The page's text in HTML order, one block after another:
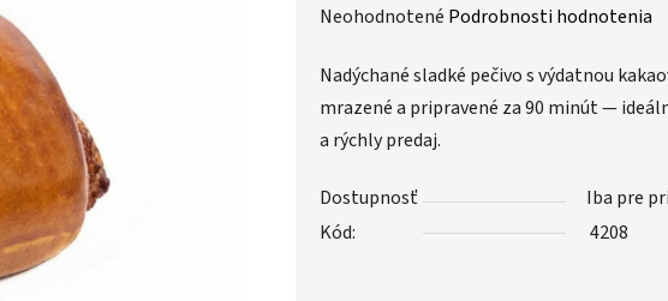
Priemerné hodnotenie produktu je 0,0 z 5
Neohodnotené Podrobnosti hodnotenia
Nadýchané sladké pečivo s výdatnou
mrazené a pripravené za 90 minút —
a rýchly predaj.
Dostupnosť
Iba pre
Kód:
4208